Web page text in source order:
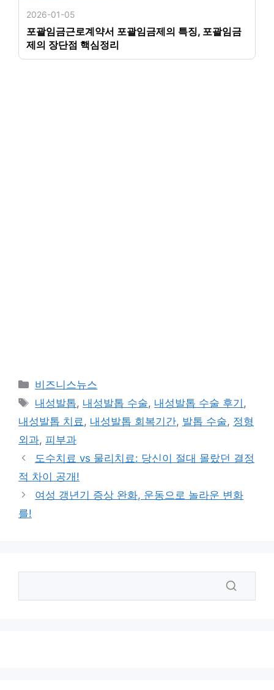
2026-01-05
포괄임금근로계약서 포괄임금제의 특징, 포괄임금
제의 장단점 핵심정리
카
테
고
리
비즈니스뉴스
태
그
내성발톱, 내성발톱 수술, 내성발톱 수술 후기 ,
내성발톱 치료 , 내성발톱 회복기간, 발톱 수술, 정형
외과, 피부과
도수치료 vs 물리치료: 당신이 절대 몰랐던 결정
적 차이 공개!
여성 갱년기 증상 완화, 운동으로 놀라운 변화
를!